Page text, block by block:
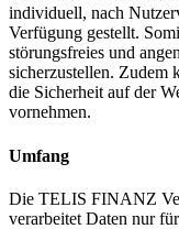
individuell, nach
Verfügung gestellt.
störungsfreies und
sicherzustellen. Zudem
die Sicherheit auf der
vornehmen.
Umfang
Die TELIS FINANZ
verarbeitet Daten nur